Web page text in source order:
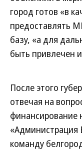
город готов «в
предоставлять
базу, «а для
быть привлечен
После этого
отвечая на
финансирование
«Администрация
команду